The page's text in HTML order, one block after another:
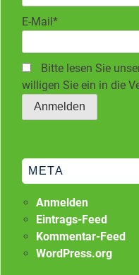
E-Mail*
Bitte lesen Sie
willigen Sie ein in die
META
Anmelden
Eintrags-Feed
Kommentar-Feed
WordPress.org